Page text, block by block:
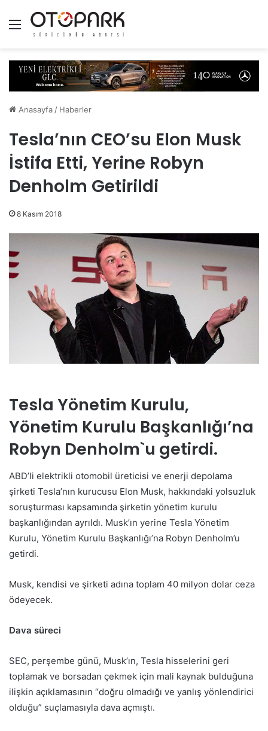
Menü
Anasayfa / Haberler
Tesla’nın CEO’su Elon Musk
İstifa Etti, Yerine Robyn
Denholm Getirildi
8 Kasım 2018
Tesla Yönetim Kurulu,
Yönetim Kurulu Başkanlığı’na
Robyn Denholm`u getirdi.
ABD’li elektrikli otomobil üreticisi ve enerji depolama
şirketi Tesla’nın kurucusu Elon Musk, hakkındaki yolsuzluk
soruşturması kapsamında şirketin yönetim kurulu
başkanlığından ayrıldı. Musk’ın yerine Tesla Yönetim
Kurulu, Yönetim Kurulu Başkanlığı’na Robyn Denholm’u
getirdi.
Musk, kendisi ve şirketi adına toplam 40 milyon dolar ceza
ödeyecek.
Dava süreci
SEC, perşembe günü, Musk’ın, Tesla hisselerini geri
toplamak ve borsadan çekmek için mali kaynak bulduğuna
ilişkin açıklamasının “doğru olmadığı ve yanlış yönlendirici
olduğu” suçlamasıyla dava açmıştı.